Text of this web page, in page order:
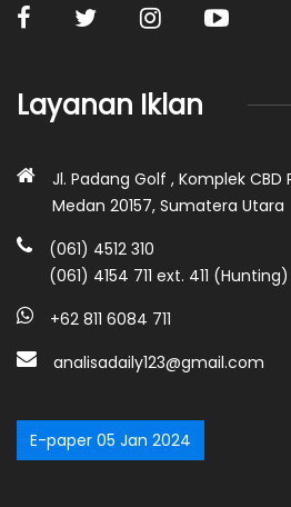
Layanan Iklan
Jl. Padang Golf , Komplek CBD
Medan 20157, Sumatera Utara
(061) 4512 310
(061) 4154 711 ext. 411 (Hunting)
+62 811 6084 711
analisadaily123@gmail.com
E-paper 05 Jan 2024